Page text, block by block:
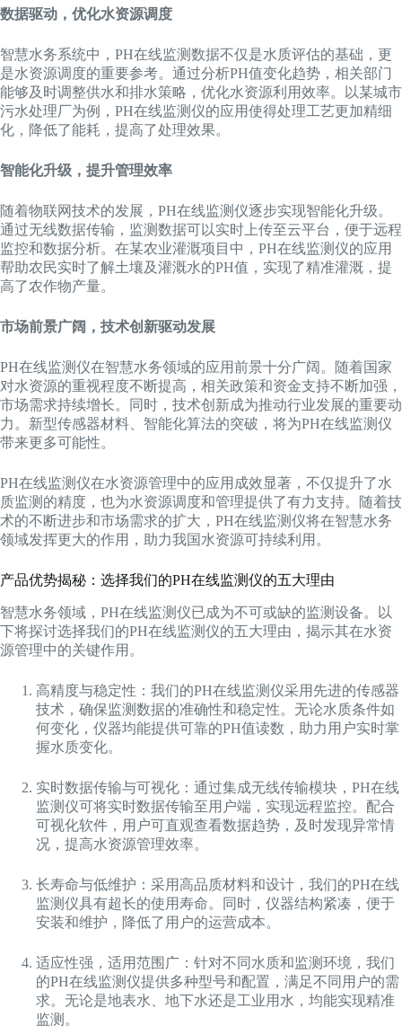
数据驱动，优化水资源调度
智慧水务系统中，PH在线监测数据不仅是水质评估的基础，更
是水资源调度的重要参考。通过分析PH值变化趋势，相关部门
能够及时调整供水和排水策略，优化水资源利用效率。以某城市
污水处理厂为例，PH在线监测仪的应用使得处理工艺更加精细
化，降低了能耗，提高了处理效果。
智能化升级，提升管理效率
随着物联网技术的发展，PH在线监测仪逐步实现智能化升级。
通过无线数据传输，监测数据可以实时上传至云平台，便于远程
监控和数据分析。在某农业灌溉项目中，PH在线监测仪的应用
帮助农民实时了解土壤及灌溉水的PH值，实现了精准灌溉，提
高了农作物产量。
市场前景广阔，技术创新驱动发展
PH在线监测仪在智慧水务领域的应用前景十分广阔。随着国家
对水资源的重视程度不断提高，相关政策和资金支持不断加强，
市场需求持续增长。同时，技术创新成为推动行业发展的重要动
力。新型传感器材料、智能化算法的突破，将为PH在线监测仪
带来更多可能性。
PH在线监测仪在水资源管理中的应用成效显著，不仅提升了水
质监测的精度，也为水资源调度和管理提供了有力支持。随着技
术的不断进步和市场需求的扩大，PH在线监测仪将在智慧水务
领域发挥更大的作用，助力我国水资源可持续利用。
产品优势揭秘：选择我们的PH在线监测仪的五大理由
智慧水务领域，PH在线监测仪已成为不可或缺的监测设备。以
下将探讨选择我们的PH在线监测仪的五大理由，揭示其在水资
源管理中的关键作用。
高精度与稳定性：我们的PH在线监测仪采用先进的传感器
技术，确保监测数据的准确性和稳定性。无论水质条件如
何变化，仪器均能提供可靠的PH值读数，助力用户实时掌
握水质变化。
实时数据传输与可视化：通过集成无线传输模块，PH在线
监测仪可将实时数据传输至用户端，实现远程监控。配合
可视化软件，用户可直观查看数据趋势，及时发现异常情
况，提高水资源管理效率。
长寿命与低维护：采用高品质材料和设计，我们的PH在线
监测仪具有超长的使用寿命。同时，仪器结构紧凑，便于
安装和维护，降低了用户的运营成本。
适应性强，适用范围广：针对不同水质和监测环境，我们
的PH在线监测仪提供多种型号和配置，满足不同用户的需
求。无论是地表水、地下水还是工业用水，均能实现精准
监测。